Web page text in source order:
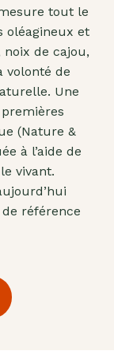
tout le
oléagineux et
noix de cajou,
volonté de
Une
(Nature &
à l’aide de
vivant.
référence